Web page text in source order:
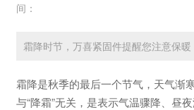
间：
霜降时节，万喜紧固件提醒您注意保暖
霜降是秋季的最后一个节气，天气渐
与“降霜”无关，是表示气温骤降、昼夜